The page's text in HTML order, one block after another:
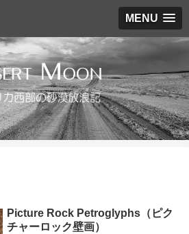
MENU
Picture Rock Petroglyphs（ピク
チャーロック壁画）